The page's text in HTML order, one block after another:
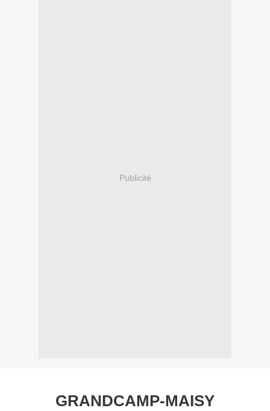
Publicité
GRANDCAMP-MAISY